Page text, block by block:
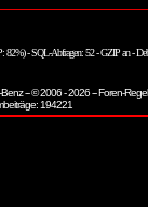
82%) - SQL-Abfragen: 52 - GZIP an -
-- © 2006 - 2026 --Foren-
194221